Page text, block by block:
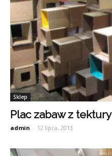
Sklep
Plac zabaw z tektury
admin - 12 lipca, 2013